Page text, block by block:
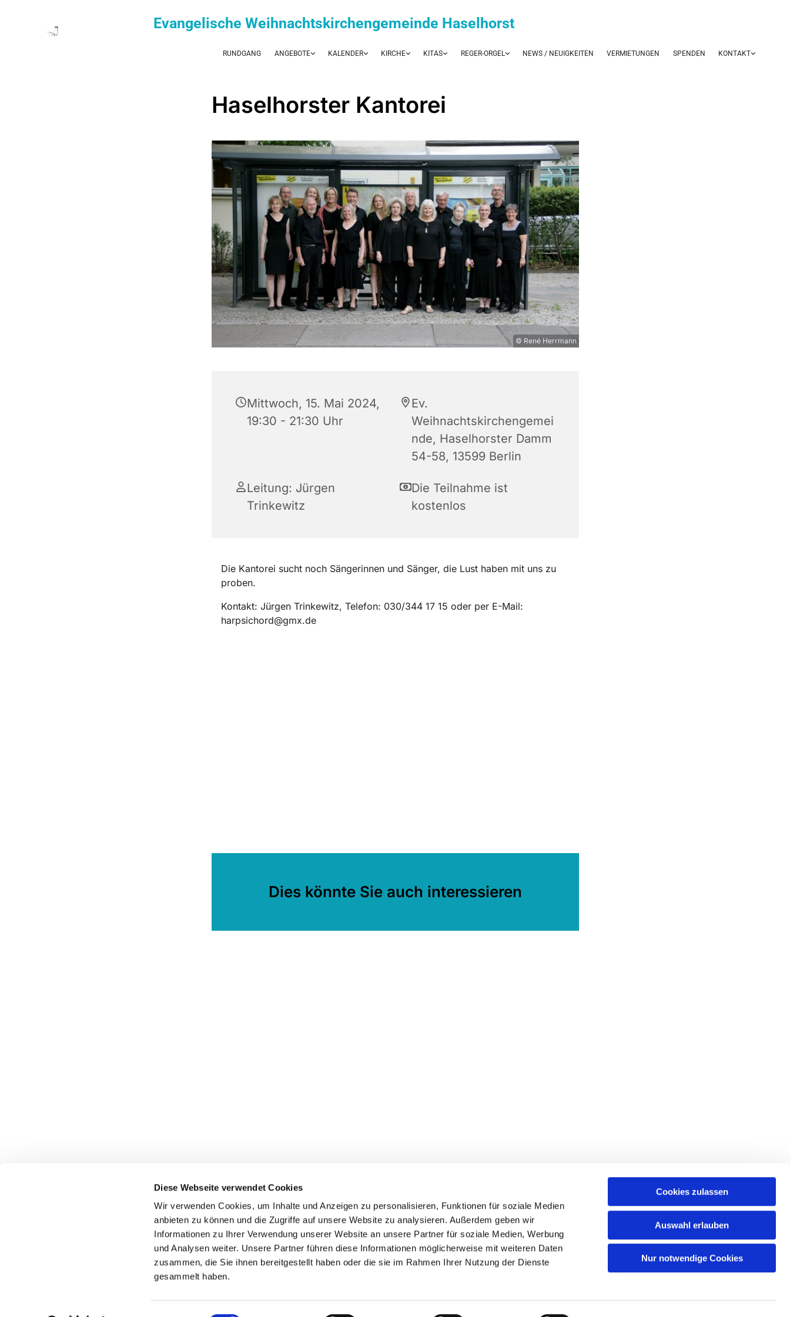
Diese Webseite verwendet Cookies
Wir verwenden Cookies, um Inhalte und Anzeigen zu personalisieren, Funktionen für soziale Medien
anbieten zu können und die Zugriffe auf unsere Website zu analysieren. Außerdem geben wir
Informationen zu Ihrer Verwendung unserer Website an unsere Partner für soziale Medien, Werbung
und Analysen weiter. Unsere Partner führen diese Informationen möglicherweise mit weiteren Daten
zusammen, die Sie ihnen bereitgestellt haben oder die sie im Rahmen Ihrer Nutzung der Dienste
gesammelt haben.
Cookies zulassen
Auswahl erlauben
Nur notwendige Cookies
Evangelische Weihnachtskirchengemeinde Haselhorst
RUNDGANG ANGEBOTE KALENDER KIRCHE KITAS REGER-ORGEL NEWS / NEUIGKEITEN VERMIETUNGEN SPENDEN KONTAKT
Haselhorster Kantorei
© René Herrmann
Mittwoch, 15. Mai 2024,
19:30 - 21:30 Uhr
Ev.
Weihnachtskirchengemei
nde, Haselhorster Damm
54-58, 13599 Berlin
Leitung: Jürgen
Trinkewitz
Die Teilnahme ist
kostenlos
Die Kantorei sucht noch Sängerinnen und Sänger, die Lust haben mit uns zu
proben.
Kontakt: Jürgen Trinkewitz, Telefon: 030/344 17 15 oder per E-Mail:
harpsichord@gmx.de
Dies könnte Sie auch interessieren
Evangelische Weihnachtskirchengemeinde Berlin - Haselhorst
Haselhorster Damm 54-58, 13599 Berlin
030 322 944 533
kuesterei@ev-weihnachtskirche.de
Kontaktinformationen Impressum